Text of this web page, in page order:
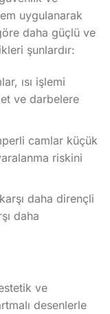
uygulanarak
daha güçlü ve
şunlardır:
ısı işlemi
ve darbelere
camlar küçük
riskini
daha dirençli
daha
ve
desenlerle